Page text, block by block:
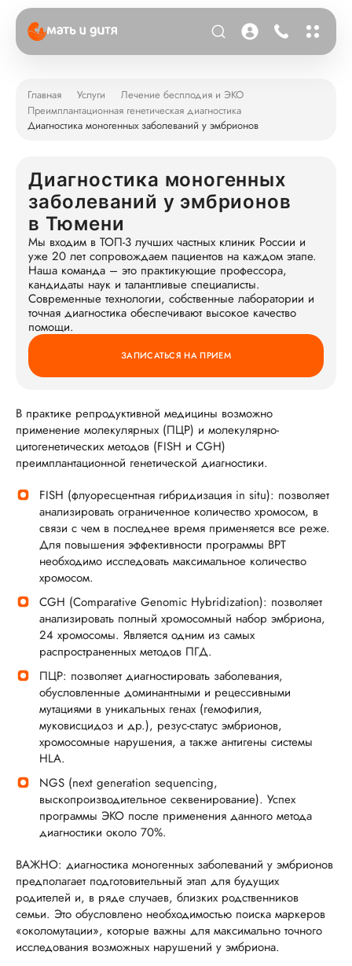
Главная Услуги
Лечение бесплодия и ЭКО
Преимплантационная генетическая диагностика
Диагностика моногенных заболеваний у эмбрионов
Диагностика моногенных
заболеваний у эмбрионов
в Тюмени
Мы входим в ТОП-3 лучших частных клиник России и
уже 20 лет сопровождаем пациентов на каждом этапе.
Наша команда – это практикующие профессора,
кандидаты наук и талантливые специалисты.
Современные технологии, собственные лаборатории и
точная диагностика обеспечивают высокое качество
помощи.
ЗАПИСАТЬСЯ НА ПРИЕМ
В практике репродуктивной медицины возможно
применение молекулярных (ПЦР) и молекулярно-
цитогенетических методов (FISH и CGH)
преимплантационной генетической диагностики.
FISH (флуоресцентная гибридизация in situ): позволяет
анализировать ограниченное количество хромосом, в
связи с чем в последнее время применяется все реже.
Для повышения эффективности программы ВРТ
необходимо исследовать максимальное количество
хромосом.
CGH (Comparative Genomic Hybridization): позволяет
анализировать полный хромосомный набор эмбриона,
24 хромосомы. Является одним из самых
распространенных методов ПГД.
ПЦР: позволяет диагностировать заболевания,
обусловленные доминантными и рецессивными
мутациями в уникальных генах (гемофилия,
муковисцидоз и др.), резус-статус эмбрионов,
хромосомные нарушения, а также антигены системы
HLA.
NGS (next generation sequencing,
выскопроизводительное секвенирование). Успех
программы ЭКО после применения данного метода
диагностики около 70%.
ВАЖНО: диагностика моногенных заболеваний у эмбрионов
предполагает подготовительный этап для будущих
родителей и, в ряде случаев, близких родственников
семьи. Это обусловлено необходимостью поиска маркеров
«околомутации», которые важны для максимально точного
исследования возможных нарушений у эмбриона.